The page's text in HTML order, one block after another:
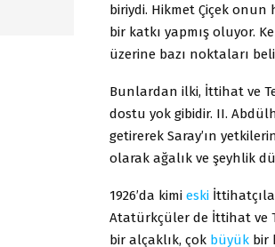
biriydi. Hikmet Çiçek
bir katkı yapmış oluyor.
üzerine bazı noktaları
Bunlardan ilki, İttihat ve
dostu yok gibidir. II.
getirerek Saray’ın
olarak ağalık ve şeyhlik
1926’da kimi eski
Atatürkçüler de İttihat ve
bir alçaklık, çok büyük bir